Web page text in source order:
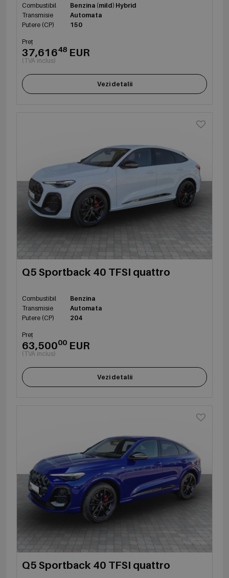
Combustibil
Benzina (mild) Hybrid
Transmisie
Automata
Putere (CP)
150
Preț
37,61648 EUR
(TVA inclus)
Vezi detalii
Q5 Sportback 40 TFSI quattro
Combustibil
Benzina
Transmisie
Automata
Putere (CP)
204
Preț
63,50000 EUR
(TVA inclus)
Vezi detalii
Q5 Sportback 40 TFSI quattro